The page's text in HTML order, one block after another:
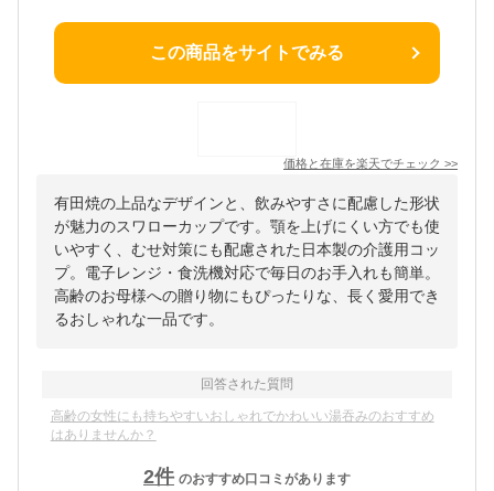
この商品をサイトでみる
価格と在庫を楽天でチェック >>
有田焼の上品なデザインと、飲みやすさに配慮した形状
が魅力のスワローカップです。顎を上げにくい方でも使
いやすく、むせ対策にも配慮された日本製の介護用コッ
プ。電子レンジ・食洗機対応で毎日のお手入れも簡単。
高齢のお母様への贈り物にもぴったりな、長く愛用でき
るおしゃれな一品です。
回答された質問
高齢の女性にも持ちやすいおしゃれでかわいい湯吞みのおすすめ
はありませんか？
2件 のおすすめ口コミがあります